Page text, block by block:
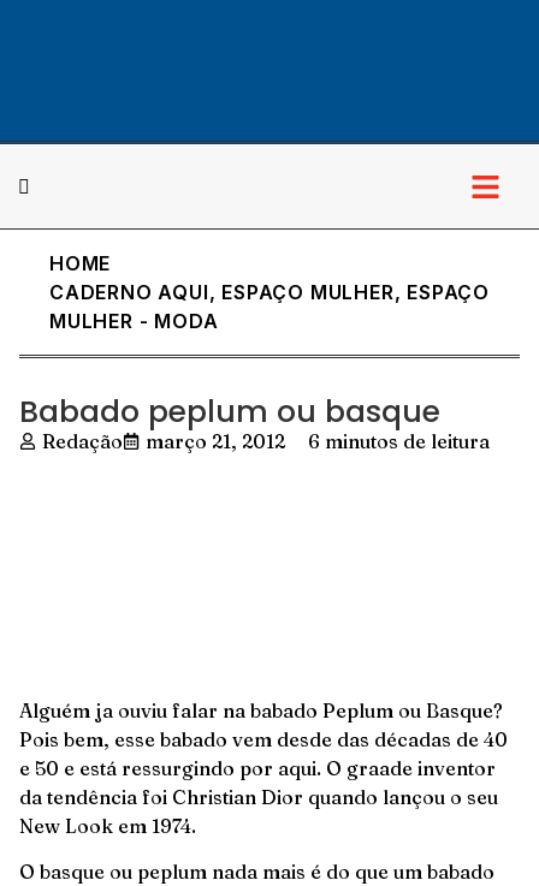
HOME
CADERNO AQUI, ESPAÇO MULHER, ESPAÇO
MULHER - MODA
Babado peplum ou basque
Redação março 21, 2012 6 minutos de leitura
Alguém ja ouviu falar na babado Peplum ou Basque?
Pois bem, esse babado vem desde das décadas de 40
e 50 e está ressurgindo por aqui. O graade inventor
da tendência foi Christian Dior quando lançou o seu
New Look em 1974.
O basque ou peplum nada mais é do que um babado